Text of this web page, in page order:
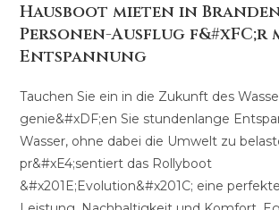
Hausboot mieten in
Personen-Ausflug f&#xFC;r
Entspannung
Tauchen Sie ein in die Zukunft des
genie&#xDF;en Sie stundenlange
Wasser, ohne dabei die Umwelt zu
pr&#xE4;sentiert das Rollyboot
&#x201E;Evolution&#x201C; eine